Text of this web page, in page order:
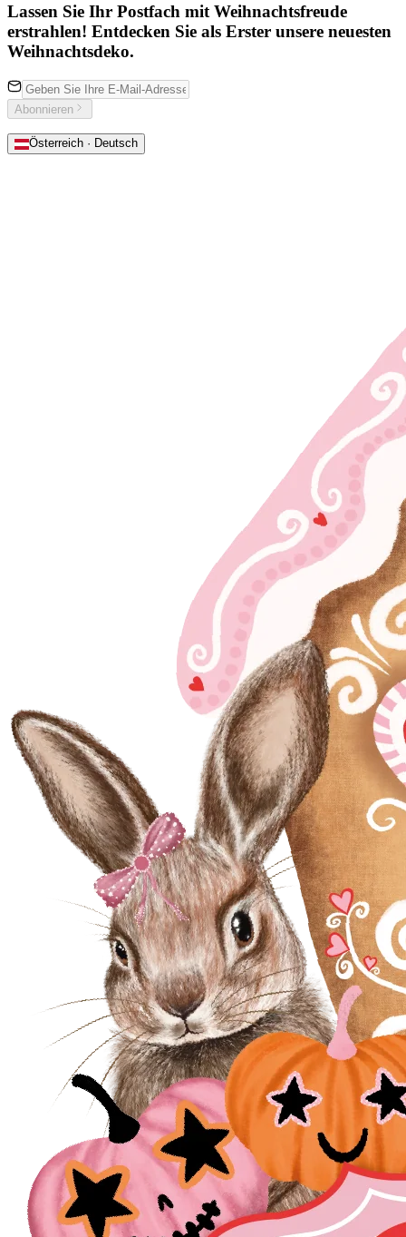
Lassen Sie Ihr Postfach mit Weihnachtsfreude
erstrahlen! Entdecken Sie als Erster unsere neuesten
Weihnachtsdeko.
Abonnieren
Österreich · Deutsch